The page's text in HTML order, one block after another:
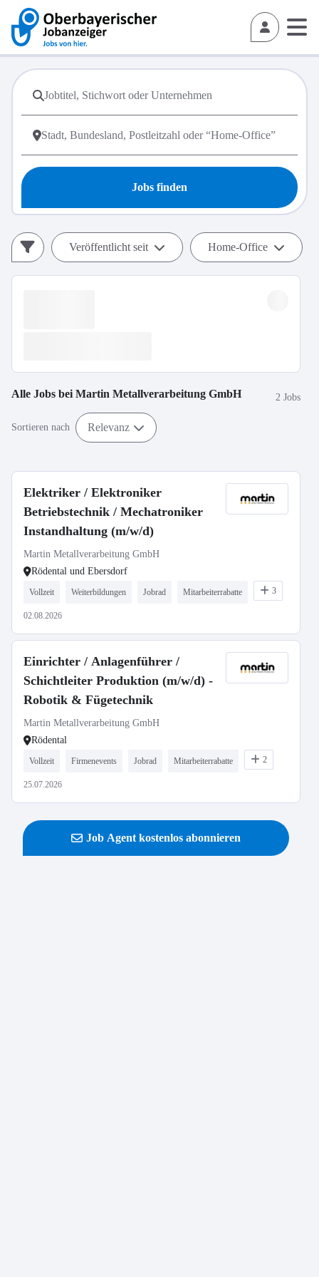
Jobs finden
Veröffentlicht seit Home-Office
Alle Jobs bei Martin Metallverarbeitung GmbH 2 Jobs
Sortieren nach Relevanz
Elektriker / Elektroniker
Betriebstechnik / Mechatroniker
Instandhaltung (m/w/d)
Martin Metallverarbeitung GmbH
Rödental und Ebersdorf
Vollzeit Weiterbildungen Jobrad Mitarbeiterrabatte 3
02.08.2026
Einrichter / Anlagenführer /
Schichtleiter Produktion (m/w/d) -
Robotik & Fügetechnik
Martin Metallverarbeitung GmbH
Rödental
Vollzeit Firmenevents Jobrad Mitarbeiterrabatte 2
25.07.2026
Job Agent kostenlos abonnieren